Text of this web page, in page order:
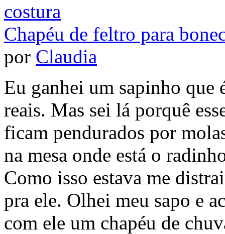
costura
Chapéu de feltro para
por Claudia
Eu ganhei um sapinho que
reais. Mas sei lá porquê
ficam pendurados por
na mesa onde está o
Como isso estava me
pra ele. Olhei meu sapo e
com ele um chapéu de